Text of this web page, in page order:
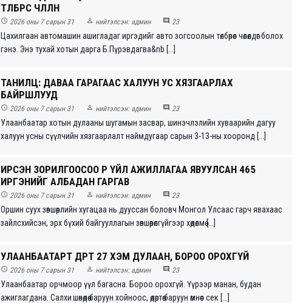
ТӨЛБӨРӨӨС ЧӨЛӨӨЛНӨ
 2026 оны 7 сарын 31  нийтэлсэн: админ  23
Цахилгаан автомашин ашигладаг иргэдийг авто зогсоолын төлбөрөөс чөлөөлдөг болох
гэнэ. Энэ тухай хотын дарга Б.Пүрэвдагва&nb [...]
ТАНИЛЦ: ДАВАА ГАРАГААС ХАЛУУН УС ХЯЗГААРЛАХ
БАЙРШЛУУД
 2026 оны 7 сарын 31  нийтэлсэн: админ  23
Улаанбаатар хотын дулааны шугамын засвар, шинэчлэлийн хуваарийн дагуу
халуун усны сүүлчийн хязгаарлалт наймдугаар сарын 3-13-ны хооронд [...]
ИРСЭН ЗОРИЛГООСОО ӨӨР ҮЙЛ АЖИЛЛАГАА ЯВУУЛСАН 465
ИРГЭНИЙГ АЛБАДАН ГАРГАВ
 2026 оны 7 сарын 31  нийтэлсэн: админ  23
Оршин суух зөвшөөрлийн хугацаа нь дууссан боловч Монгол Улсаас гарч явахаас
зайлсхийсэн, эрх бүхий байгууллагын зөвшөөрөлгүйгээр хөдөлмө [...]
УЛААНБААТАРТ ӨДӨРТӨӨ 27 ХЭМ ДУЛААН, БОРОО ОРОХГҮЙ
 2026 оны 7 сарын 31  нийтэлсэн: админ  23
Улаанбаатар орчмоор үүл багасна. Бороо орохгүй. Үүрээр манан, будан
ажиглагдана. Салхи шөнөдөө баруун хойноос, өдөртөө баруун өмнөөс сек [...]